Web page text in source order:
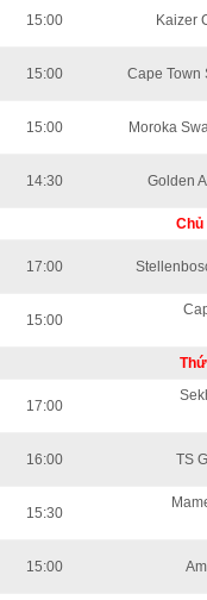
15:00 Kaizer
15:00 Cape Town
15:00 Moroka
14:30 Golden
Chủ
17:00
15:00
17:00
16:00 TS
15:30
15:00